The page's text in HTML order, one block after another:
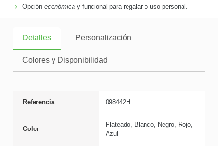
Opción económicay funcional para regalar o uso personal.
Detalles Personalización
Colores y Disponibilidad
Referencia 098442H
Color
Plateado, Blanco, Negro, Rojo,
Azul